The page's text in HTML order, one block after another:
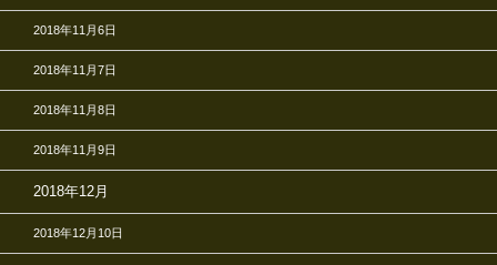
2018年11月6日
2018年11月7日
2018年11月8日
2018年11月9日
2018年12月
2018年12月10日